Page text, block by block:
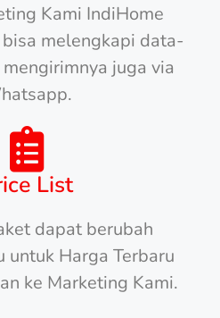
Kami IndiHome
melengkapi data-
juga via
List
dapat berubah
Harga Terbaru
ke Marketing Kami.